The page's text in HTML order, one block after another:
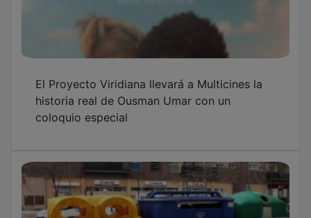
La Mancomunidad Alcarria tiene "superávit"
que garantiza la prestación de los servicios